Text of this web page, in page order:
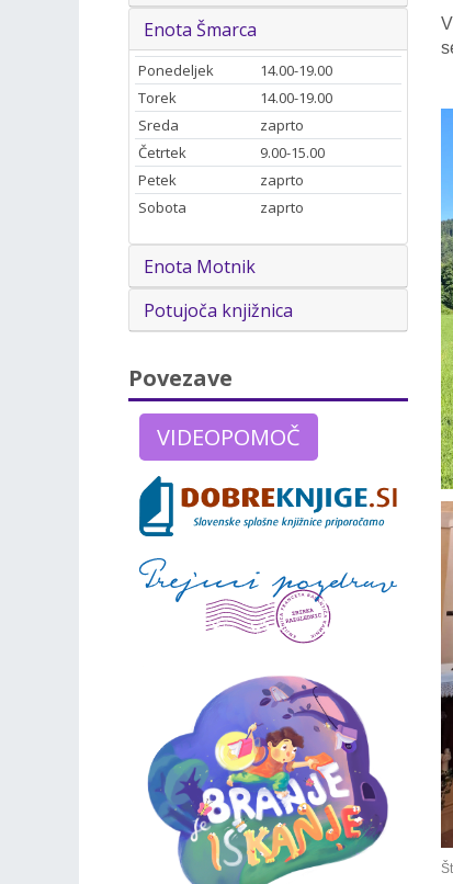
Enota Šmarca
Ponedeljek
14.00-19.00
Torek
14.00-19.00
Sreda
zaprto
Četrtek
9.00-15.00
Petek
zaprto
Sobota
zaprto
Enota Motnik
Potujoča knjižnica
Povezave
VIDEOPOMOČ